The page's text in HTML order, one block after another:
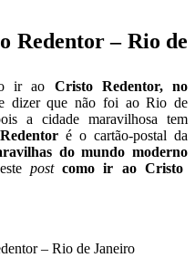
Redentor – Rio de
ir ao Cristo Redentor, no
dizer que não foi ao Rio de
a cidade maravilhosa tem
é o cartão-postal da
do mundo moderno
post como ir ao Cristo
– Rio de Janeiro